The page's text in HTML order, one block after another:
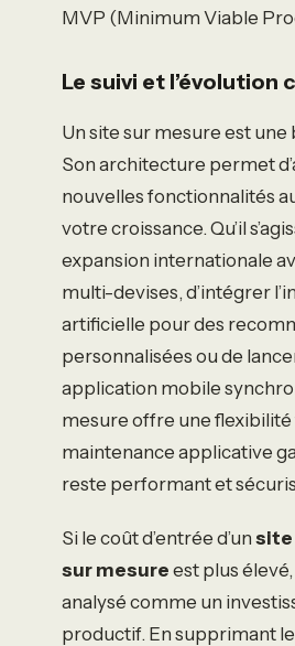
MVP (Minimum Viable
Le suivi et l’évolution
Un site sur mesure est une
Son architecture permet
nouvelles fonctionnalités
votre croissance. Qu’il
expansion internationale
multi-devises, d’intégrer
artificielle pour des
personnalisées ou de
application mobile
mesure offre une flexibilité
maintenance applicative
reste performant et
Si le coût d’entrée d’un site
sur mesure est plus
analysé comme un
productif. En supprimant